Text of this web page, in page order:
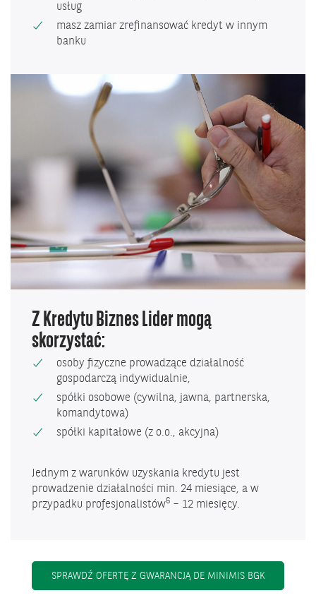
usług
masz zamiar zrefinansować kredyt w innym
banku
Z Kredytu Biznes Lider mogą
skorzystać:
osoby fizyczne prowadzące działalność
gospodarczą indywidualnie,
spółki osobowe (cywilna, jawna, partnerska,
komandytowa)
spółki kapitałowe (z o.o., akcyjna)
Jednym z warunków uzyskania kredytu jest
prowadzenie działalności min. 24 miesiące, a w
przypadku profesjonalistów6 – 12 miesięcy.
SPRAWDŹ OFERTĘ Z GWARANCJĄ DE MINIMIS BGK